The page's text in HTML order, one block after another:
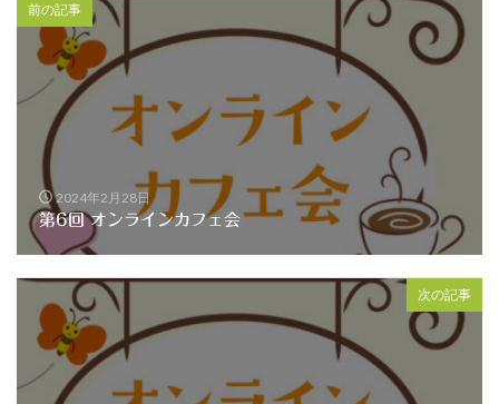
前の記事
2024年2月28日
第6回 オンラインカフェ会
次の記事